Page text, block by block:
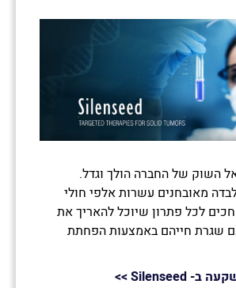
השוק של החברה הולך וגדל.
מאובחנים עשרות אלפי חולי
לכל פתרון שיוכל להאריך את
שגרת חייהם באמצעות הפחתת
ב-
>>